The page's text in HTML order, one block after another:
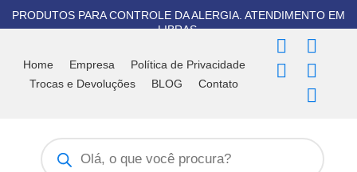
para
conteúdo
PRODUTOS PARA CONTROLE DA ALERGIA. ATENDIMENTO EM
LIBRAS.
Home Empresa
Política de Privacidade
Trocas e Devoluções
BLOG Contato
F
a
c
o
I
n
s
t
g
T
i
k
k
Y
o
u
t
b
W
h
a
t
a
p
Pesquisar
produtos